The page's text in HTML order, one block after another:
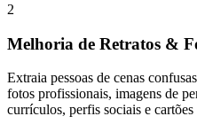
2
Melhoria de Retratos &
Extraia pessoas de cenas
fotos profissionais, imagens de
currículos, perfis sociais e cartões